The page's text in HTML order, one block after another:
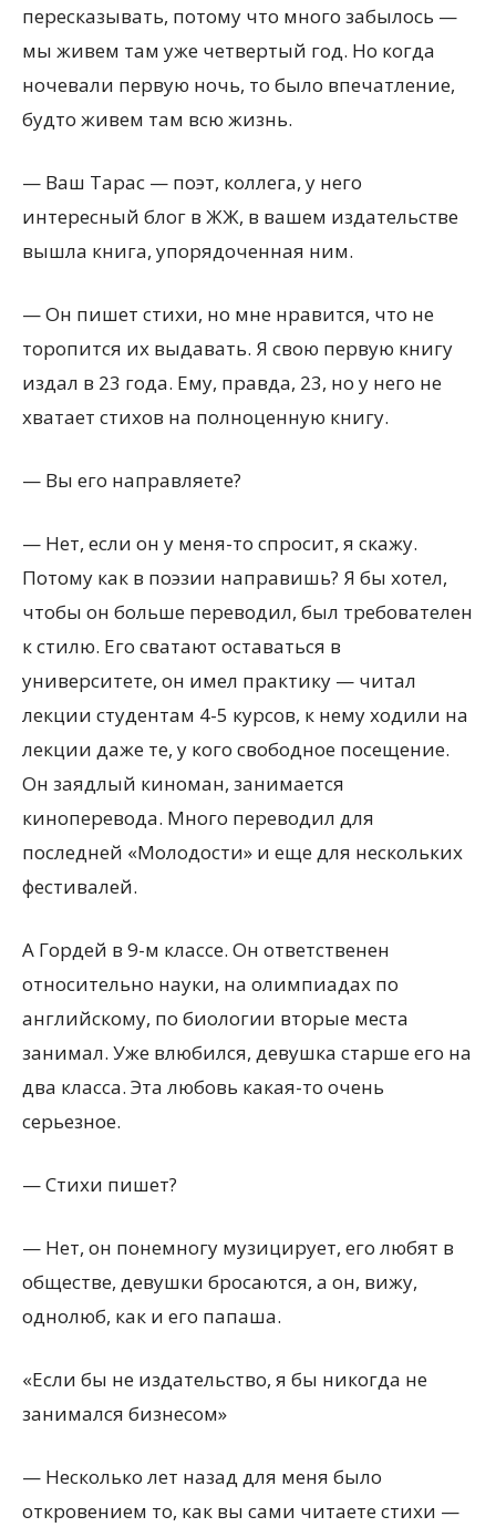
пересказывать, потому что много забылось —
мы живем там уже четвертый год. Но когда
ночевали первую ночь, то было впечатление,
будто живем там всю жизнь.
— Ваш Тарас — поэт, коллега, у него
интересный блог в ЖЖ, в вашем издательстве
вышла книга, упорядоченная ним.
— Он пишет стихи, но мне нравится, что не
торопится их выдавать. Я свою первую книгу
издал в 23 года. Ему, правда, 23, но у него не
хватает стихов на полноценную книгу.
— Вы его направляете?
— Нет, если он у меня-то спросит, я скажу.
Потому как в поэзии направишь? Я бы хотел,
чтобы он больше переводил, был требователен
к стилю. Его сватают оставаться в
университете, он имел практику — читал
лекции студентам 4-5 курсов, к нему ходили на
лекции даже те, у кого свободное посещение.
Он заядлый киноман, занимается
киноперевода. Много переводил для
последней «Молодости» и еще для нескольких
фестивалей.
А Гордей в 9-м классе. Он ответственен
относительно науки, на олимпиадах по
английскому, по биологии вторые места
занимал. Уже влюбился, девушка старше его на
два класса. Эта любовь какая-то очень
серьезное.
— Стихи пишет?
— Нет, он понемногу музицирует, его любят в
обществе, девушки бросаются, а он, вижу,
однолюб, как и его папаша.
«Если бы не издательство, я бы никогда не
занимался бизнесом»
— Несколько лет назад для меня было
откровением то, как вы сами читаете стихи —